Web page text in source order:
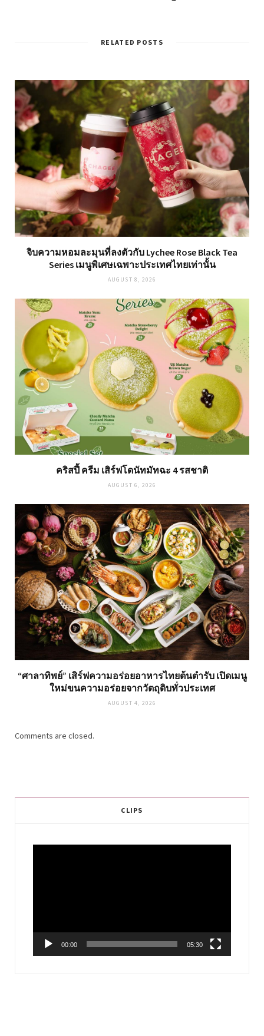
RELATED POSTS
จิบความหอมละมุนที่ลงตัวกับ Lychee Rose Black Tea
Series เมนูพิเศษเฉพาะประเทศไทยเท่านั้น
AUGUST 8, 2026
คริสปี้ ครีม เสิร์ฟโดนัทมัทฉะ 4 รสชาติ
AUGUST 6, 2026
“ศาลาทิพย์” เสิร์ฟความอร่อยอาหารไทยต้นตำรับ เปิดเมนู
ใหม่ขนความอร่อยจากวัตถุดิบทั่วประเทศ
AUGUST 4, 2026
Comments are closed.
CLIPS
00:00 05:30